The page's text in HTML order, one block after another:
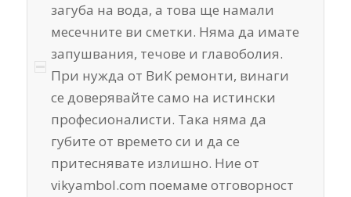
загуба на вода, а това ще намали
месечните ви сметки. Няма да имате
запушвания, течове и главоболия.
При нужда от ВиК ремонти, винаги
се доверявайте само на истински
професионалисти. Така няма да
губите от времето си и да се
притеснявате излишно. Ние от
vikyambol.com поемаме отговорност